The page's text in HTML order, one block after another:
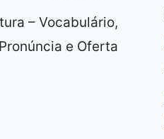
– Vocabulário,
Pronúncia e Oferta